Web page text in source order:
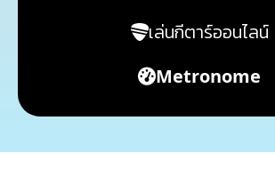
เล่นกีตาร์ออนไลน์
Metronome